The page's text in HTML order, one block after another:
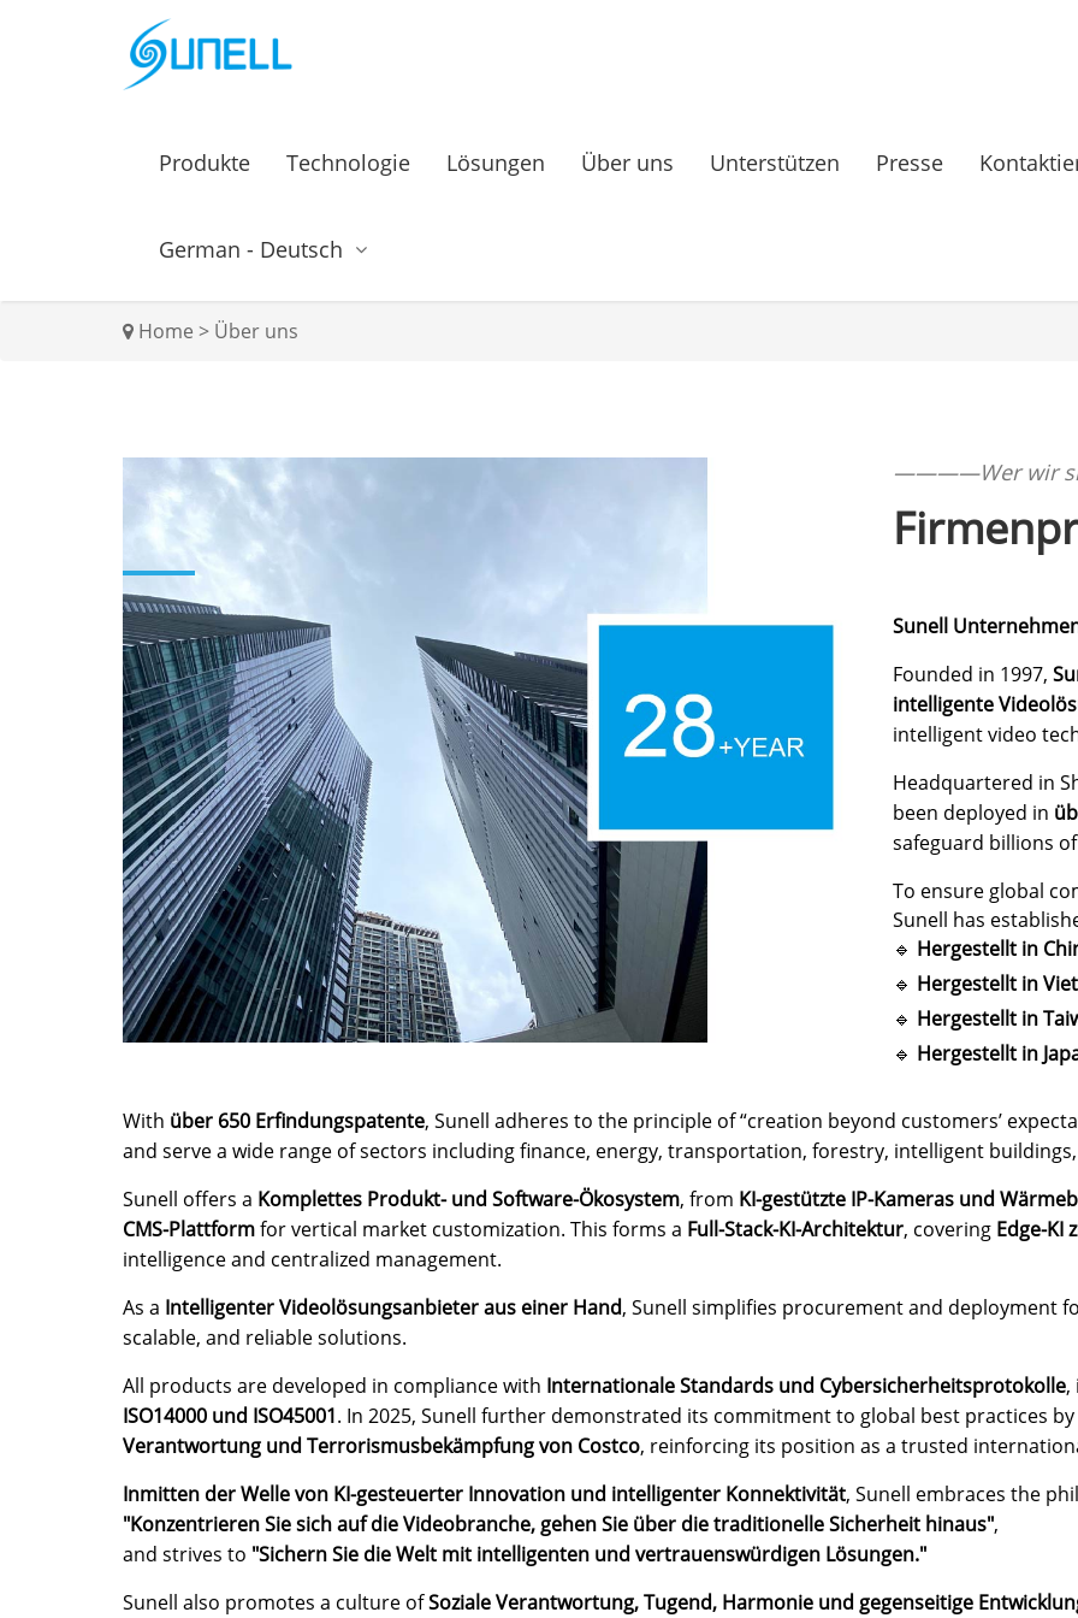
Produkte Technologie Lösungen Über uns Unterstützen Presse
German - Deutsch
Home > Über uns
————Wer wir
Sunell
Founded in 1997,
intelligente
intelligent video
Headquartered in
been deployed in
safeguard billions
To ensure global
Sunell has
🔹 Hergestellt in
🔹 Hergestellt in
🔹 Hergestellt in
🔹 Hergestellt in
With über 650 Erfindungspatente, Sunell adheres to the principle of “creation beyond customers’
and serve a wide range of sectors including finance, energy, transportation, forestry, intelligent
Sunell offers a Komplettes Produkt- und Software-Ökosystem, from KI-gestützte IP-Kameras und
CMS-Plattformfor vertical market customization. This forms a Full-Stack-KI-Architektur, covering Edge-KI
intelligence and centralized management.
As a Intelligenter Videolösungsanbieter aus einer Hand, Sunell simplifies procurement and deployment
scalable, and reliable solutions.
All products are developed in compliance with Internationale Standards und Cybersicherheitsprotokolle,
ISO14000 und ISO45001. In 2025, Sunell further demonstrated its commitment to global best practices
Verantwortung und Terrorismusbekämpfung von Costco, reinforcing its position as a trusted
Inmitten der Welle von KI-gesteuerter Innovation und intelligenter Konnektivität, Sunell embraces the
"Konzentrieren Sie sich auf die Videobranche, gehen Sie über die traditionelle Sicherheit hinaus",
and strives to "Sichern Sie die Welt mit intelligenten und vertrauenswürdigen Lösungen."
Sunell also promotes a culture ofSoziale Verantwortung, Tugend, Harmonie und gegenseitige